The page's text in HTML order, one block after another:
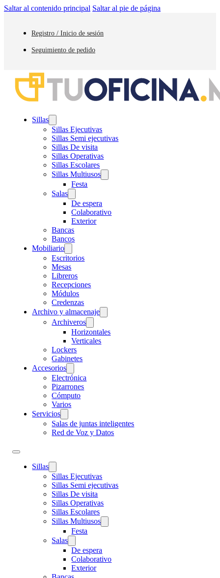
Saltar al contenido principal Saltar al pie de página
Registro / Inicio de sesión
Seguimiento de pedido
Sillas
Sillas Ejecutivas
Sillas Semi ejecutivas
Sillas De visita
Sillas Operativas
Sillas Escolares
Sillas Multiusos
Festa
Salas
De espera
Colaborativo
Exterior
Bancas
Bancos
Mobiliario
Escritorios
Mesas
Libreros
Recepciones
Módulos
Credenzas
Archivo y almacenaje
Archiveros
Horizontales
Verticales
Lockers
Gabinetes
Accesorios
Electrónica
Pizarrones
Cómputo
Varios
Servicios
Salas de juntas inteligentes
Red de Voz y Datos
Sillas
Sillas Ejecutivas
Sillas Semi ejecutivas
Sillas De visita
Sillas Operativas
Sillas Escolares
Sillas Multiusos
Festa
Salas
De espera
Colaborativo
Exterior